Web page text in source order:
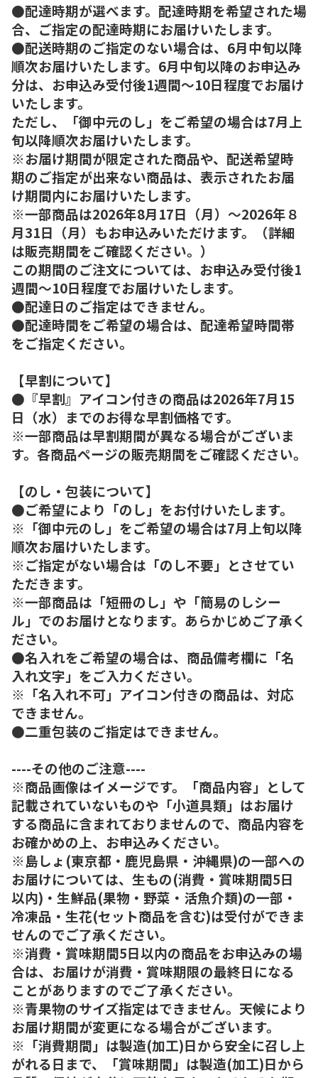
●配達時期が選べます。配達時期を希望された場
合、ご指定の配達時期にお届けいたします。
●配送時期のご指定のない場合は、6月中旬以降
順次お届けいたします。6月中旬以降のお申込み
分は、お申込み受付後1週間～10日程度でお届け
いたします。
ただし、「御中元のし」をご希望の場合は7月上
旬以降順次お届けいたします。
※お届け期間が限定された商品や、配送希望時
期のご指定が出来ない商品は、表示されたお届
け期間内にお届けいたします。
※一部商品は2026年8月17日（月）～2026年８
月31日（月）もお申込みいただけます。（詳細
は販売期間をご確認ください。）
この期間のご注文については、お申込み受付後1
週間～10日程度でお届けいたします。
●配達日のご指定はできません。
●配達時間をご希望の場合は、配達希望時間帯
をご指定ください。
【早割について】
●『早割』アイコン付きの商品は2026年7月15
日（水）までのお得な早割価格です。
※一部商品は早割期間が異なる場合がございま
す。各商品ページの販売期間をご確認ください。
【のし・包装について】
●ご希望により「のし」をお付けいたします。
※「御中元のし」をご希望の場合は7月上旬以降
順次お届けいたします。
※ご指定がない場合は「のし不要」とさせてい
ただきます。
※一部商品は「短冊のし」や「簡易のしシー
ル」でのお届けとなります。あらかじめご了承く
ださい。
●名入れをご希望の場合は、商品備考欄に「名
入れ文字」をご入力ください。
※「名入れ不可」アイコン付きの商品は、対応
できません。
●二重包装のご指定はできません。
----その他のご注意----
※商品画像はイメージです。「商品内容」として
記載されていないものや「小道具類」はお届け
する商品に含まれておりませんので、商品内容を
お確かめの上、お申込みください。
※島しょ(東京都・鹿児島県・沖縄県)の一部への
お届けについては、生もの(消費・賞味期間5日
以内)・生鮮品(果物・野菜・活魚介類)の一部・
冷凍品・生花(セット商品を含む)は受付ができま
せんのでご了承ください。
※消費・賞味期間5日以内の商品をお申込みの場
合は、お届けが消費・賞味期限の最終日になる
ことがありますのでご了承ください。
※青果物のサイズ指定はできません。天候により
お届け期間が変更になる場合がございます。
※「消費期間」は製造(加工)日から安全に召し上
がれる日まで、「賞味期間」は製造(加工)日から